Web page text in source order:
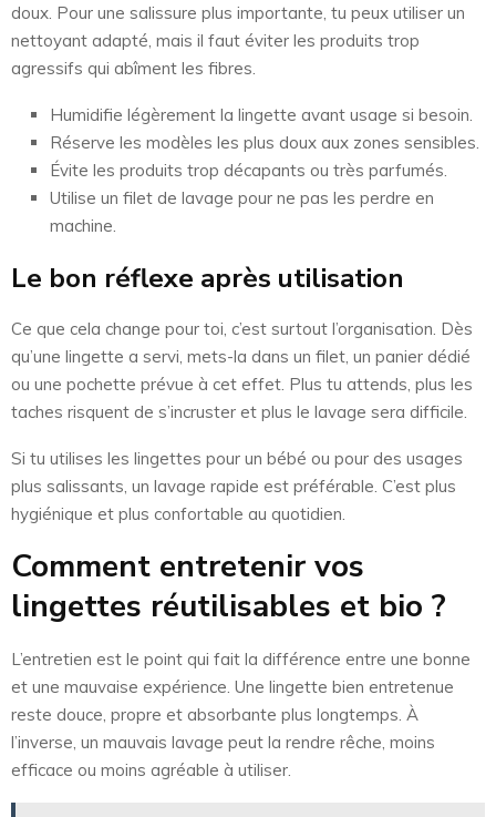
doux. Pour une salissure plus importante, tu peux utiliser un
nettoyant adapté, mais il faut éviter les produits trop
agressifs qui abîment les fibres.
Humidifie légèrement la lingette avant usage si besoin.
Réserve les modèles les plus doux aux zones sensibles.
Évite les produits trop décapants ou très parfumés.
Utilise un filet de lavage pour ne pas les perdre en
machine.
Le bon réflexe après utilisation
Ce que cela change pour toi, c’est surtout l’organisation. Dès
qu’une lingette a servi, mets-la dans un filet, un panier dédié
ou une pochette prévue à cet effet. Plus tu attends, plus les
taches risquent de s’incruster et plus le lavage sera difficile.
Si tu utilises les lingettes pour un bébé ou pour des usages
plus salissants, un lavage rapide est préférable. C’est plus
hygiénique et plus confortable au quotidien.
Comment entretenir vos
lingettes réutilisables et bio ?
L’entretien est le point qui fait la différence entre une bonne
et une mauvaise expérience. Une lingette bien entretenue
reste douce, propre et absorbante plus longtemps. À
l’inverse, un mauvais lavage peut la rendre rêche, moins
efficace ou moins agréable à utiliser.